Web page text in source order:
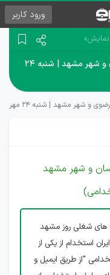
ورود کاربر
روزنامه استخدامی استان خراسان رضوی و شهر مشهد | شنبه ۲۴
شهر مشهد | شنبه ۲۴ مهر ۱۴۰۰
و شهر مشهد
های شغلی روز مشهد
استخدام از یکی از
"از طریق ایمیل و